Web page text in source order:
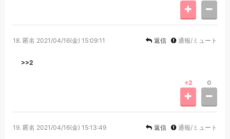
18. 匿名 2021/04/16(金) 15:09:11 返信 通報/ミュート
>>2
+2 0
19. 匿名 2021/04/16(金) 15:13:49 返信 通報/ミュート